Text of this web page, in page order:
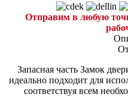
Отправим в любую
Запасная часть Замок
идеально подходит для
соответствуя всем